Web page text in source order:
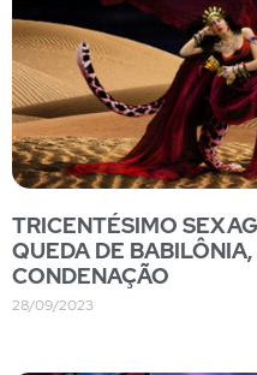
TRICENTÉSIMO
QUEDA DE
CONDENAÇÃO
28/09/2023